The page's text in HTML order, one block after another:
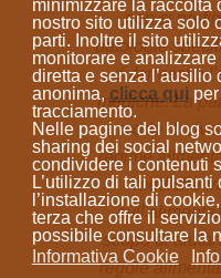
minimizzare la raccolta
nostro sito utilizza solo
parti. Inoltre il sito
monitorare e
diretta e senza l’ausilio
anonima, clicca quiper
tracciamento.
Nelle pagine del blog
sharing dei social
condividere i contenuti
L’utilizzo di tali
l’installazione di
terza che offre il
possibile consultare la
Informativa Cookie
non si
patologie
di farmaci o
mediche. La
modo di
regime
mediche
scopo di
regole